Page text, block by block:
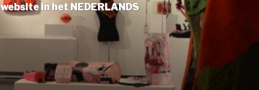
website in het NEDERLANDS